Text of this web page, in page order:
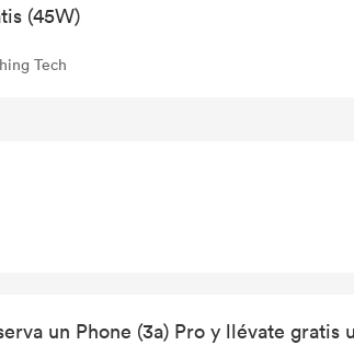
(45W)
Tech
un Phone (3a) Pro y llévate gratis